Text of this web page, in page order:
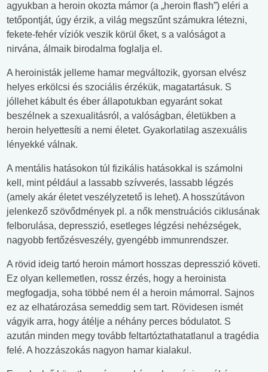
agyukban a heroin okozta mámor (a „heroin flash”) eléri a
tetőpontját, úgy érzik, a világ megszűnt számukra létezni,
fekete-fehér víziók veszik körül őket, s a valóságot a
nirvána, álmaik birodalma foglalja el.
A heroinisták jelleme hamar megváltozik, gyorsan elvész
helyes erkölcsi és szociális érzékük, magatartásuk. S
jóllehet kábult és éber állapotukban egyaránt sokat
beszélnek a szexualitásról, a valóságban, életükben a
heroin helyettesíti a nemi életet. Gyakorlatilag aszexuális
lényekké válnak.
A mentális hatásokon túl fizikális hatásokkal is számolni
kell, mint például a lassabb szívverés, lassabb légzés
(amely akár életet veszélyzetető is lehet). A hosszútávon
jelenkező szövődmények pl. a nők menstruációs ciklusának
felborulása, depresszió, esetleges légzési nehézségek,
nagyobb fertőzésveszély, gyengébb immunrendszer.
A rövid ideig tartó heroin mámort hosszas depresszió követi.
Ez olyan kellemetlen, rossz érzés, hogy a heroinista
megfogadja, soha többé nem él a heroin mámorral. Sajnos
ez az elhatározása semeddig sem tart. Rövidesen ismét
vágyik arra, hogy átélje a néhány perces bódulatot. S
azután minden megy tovább feltartóztathatatlanul a tragédia
felé. A hozzászokás nagyon hamar kialakul.